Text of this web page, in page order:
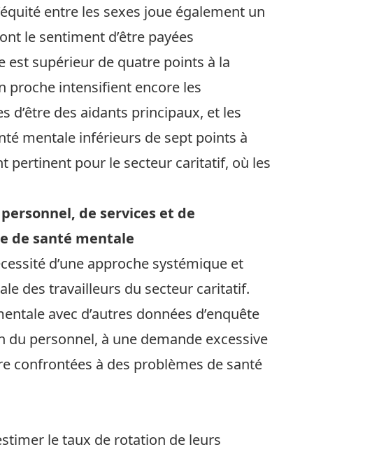
entre les sexes joue également un
le sentiment d’être payées
supérieur de quatre points à la
proche intensifient encore les
d’être des aidants principaux, et les
mentale inférieurs de sept points à
pertinent pour le secteur caritatif, où les
de services et de
de santé mentale
d’une approche systémique et
des travailleurs du secteur caritatif.
avec d’autres données d’enquête
personnel, à une demande excessive
confrontées à des problèmes de santé
letaux de rotation de leurs